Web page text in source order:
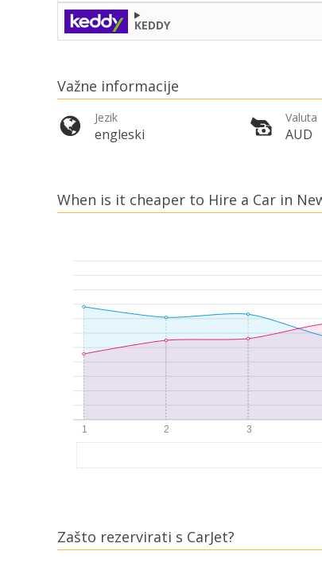
KEDDY
Važne informacije
Jezik
engleski
Valuta
AUD
When is it cheaper to Hire a Car in
Zašto rezervirati s CarJet?